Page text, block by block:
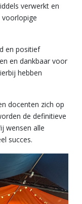
verwerkt en
en positief
en dankbaar voor
hebben
docenten zich op
de definitieve
wensen alle
succes.